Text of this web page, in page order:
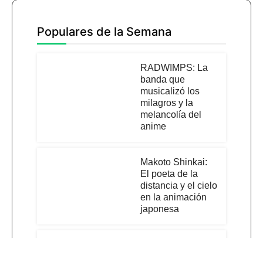
Populares de la Semana
RADWIMPS: La
banda que
musicalizó los
milagros y la
melancolía del
anime
Makoto Shinkai:
El poeta de la
distancia y el cielo
en la animación
japonesa